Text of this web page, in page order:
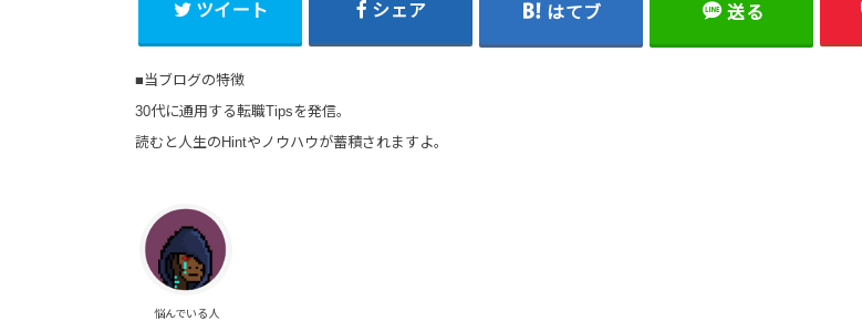
ツイート シェア はてブ 送る
■当ブログの特徴
30代に通用する転職Tipsを発信。
読むと人生のHintやノウハウが蓄積されますよ。
悩んでいる人